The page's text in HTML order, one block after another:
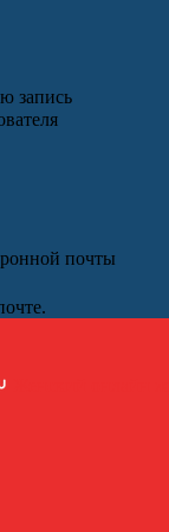
запись
почты